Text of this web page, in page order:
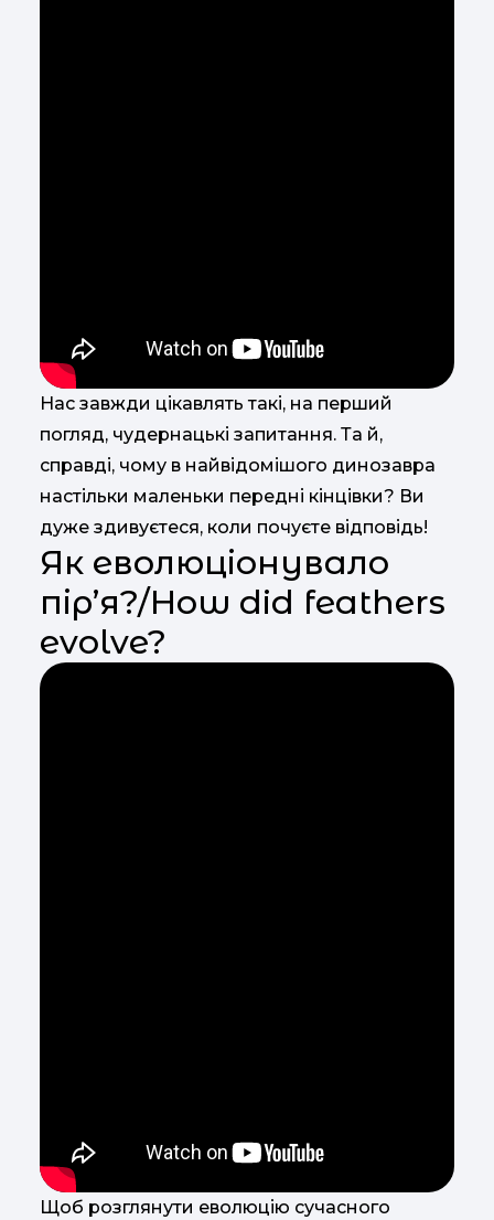
Нас завжди цікавлять такі, на перший
погляд, чудернацькі запитання. Та й,
справді, чому в найвідомішого динозавра
настільки маленьки передні кінцівки? Ви
дуже здивуєтеся, коли почуєте відповідь!
Як еволюціонувало
пір’я?/How did feathers
evolve?
Щоб розглянути еволюцію сучасного